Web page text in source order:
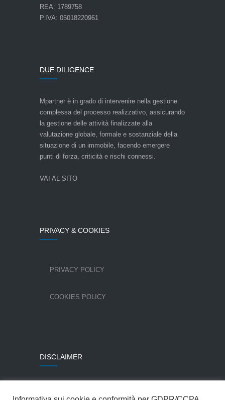
REA: 1789758
P.IVA: 05018220961
DUE DILIGENCE
Mpartner è in grado di intervenire nella gestione
complessa del processo realizzativo, assicurando
la gestione delle attività finalizzate alla
valutazione globale, formale e sostanziale della
situazione di un immobile, facendo emergere
punti di forza, criticità e rischi connessi.
VAI AL SITO
PRIVACY & COOKIES
PRIVACY POLICY
COOKIES POLICY
DISCLAIMER